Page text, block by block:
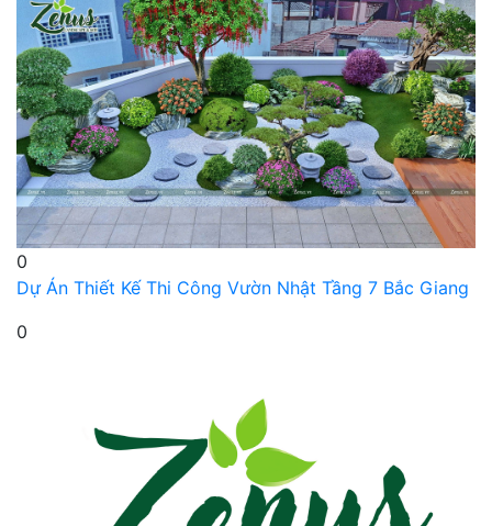
0
Dự Án Thiết Kế Thi Công Vườn Nhật Tầng 7 Bắc Giang
0